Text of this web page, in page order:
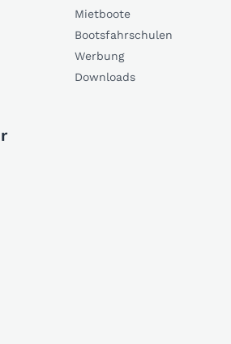
Mietboote
Bootsfahrschulen
Werbung
Downloads